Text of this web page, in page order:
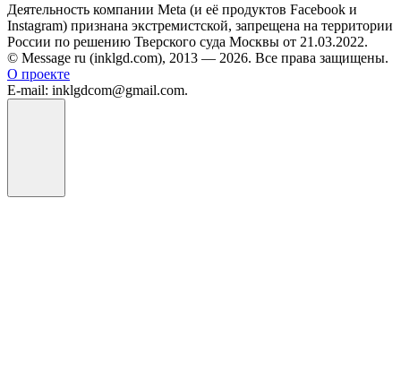
Деятельность компании Meta (и её продуктов Facebook и
Instagram) признана экстремистской, запрещена на территории
России по решению Тверского суда Москвы от 21.03.2022.
© Message ru (inklgd.com), 2013 — 2026. Все права защищены.
О проекте
E-mail: inklgdcom@gmail.com.